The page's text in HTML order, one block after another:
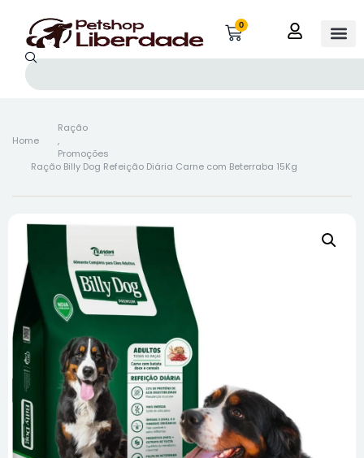
0
Home
Ração
,
Promoções
Ração Billy Dog Refeição Diária Carne com Beterraba 15Kg